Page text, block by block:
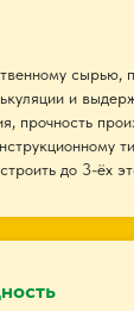
сырью,
и
прочность
до 3-ёх